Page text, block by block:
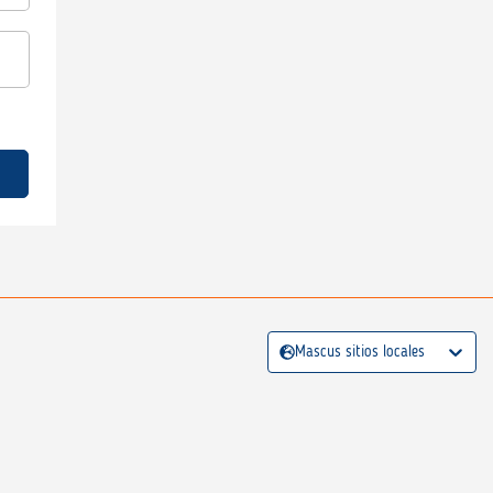
Mascus sitios locales